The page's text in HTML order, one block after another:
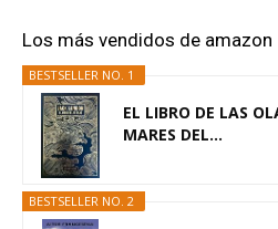
Los más vendidos de amazon
BESTSELLER NO. 1
EL LIBRO DE LAS
MARES DEL...
BESTSELLER NO. 2